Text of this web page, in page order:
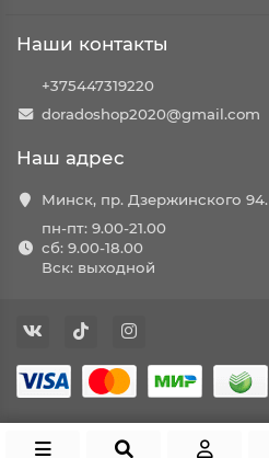
Наши контакты
+375447319220
doradoshop2020@gmail.com
Наш адрес
Минск, пр. Дзержинского 94.
пн-пт: 9.00-21.00
сб: 9.00-18.00
Вск: выходной